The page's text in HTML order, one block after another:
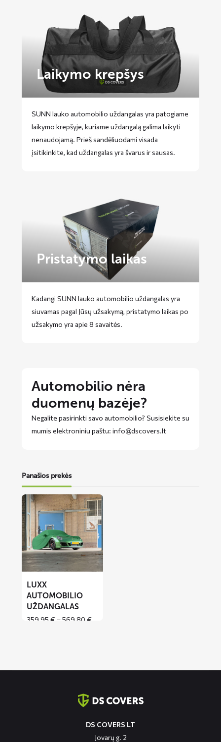
Laikymo krepšys
SUNN lauko automobilio uždangalas yra patogiame
laikymo krepšyje, kuriame uždangalą galima laikyti
nenaudojamą. Prieš sandėliuodami visada
įsitikinkite, kad uždangalas yra švarus ir sausas.
Pristatymo laikas
Kadangi SUNN lauko automobilio uždangalas yra
siuvamas pagal Jūsų užsakymą, pristatymo laikas po
užsakymo yra apie 8 savaitės.
Automobilio nėra
duomenų bazėje?
Negalite pasirinkti savo automobilio? Susisiekite su
mumis elektroniniu paštu: info@dscovers.lt
Panašios prekės
Lees
meer
over
LUXX
automobilio
uždangalas
LUXX
AUTOMOBILIO
UŽDANGALAS
359,95 €–569,80 €Price
DS COVERS LT
Jovarų g. 2